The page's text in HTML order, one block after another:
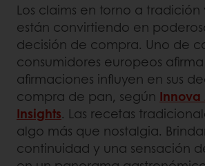
Los claims en torno a tradición
están convirtiendo en
decisión de compra. Uno de
consumidores europeos
afirmaciones influyen en sus
compra de pan, según Innova
Insights. Las recetas
algo más que nostalgia.
continuidad y una sensación